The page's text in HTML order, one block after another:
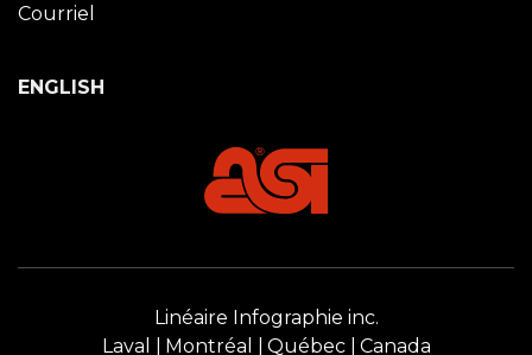
Courriel
ENGLISH
Linéaire Infographie inc.
Laval
Montréal Québec Canada